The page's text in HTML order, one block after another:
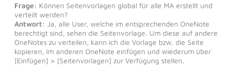
Frage: Können Seitenvorlagen global für alle MA erstellt und
verteilt werden?
Antwort: Ja, alle User, welche im entsprechenden OneNote
berechtigt sind, sehen die Seitenvorlage. Um diese auf andere
OneNotes zu verteilen, kann ich die Vorlage bzw. die Seite
kopieren, im anderen OneNote einfügen und wiederum über
[Einfügen] > [Seitenvorlagen] zur Verfügung stellen.